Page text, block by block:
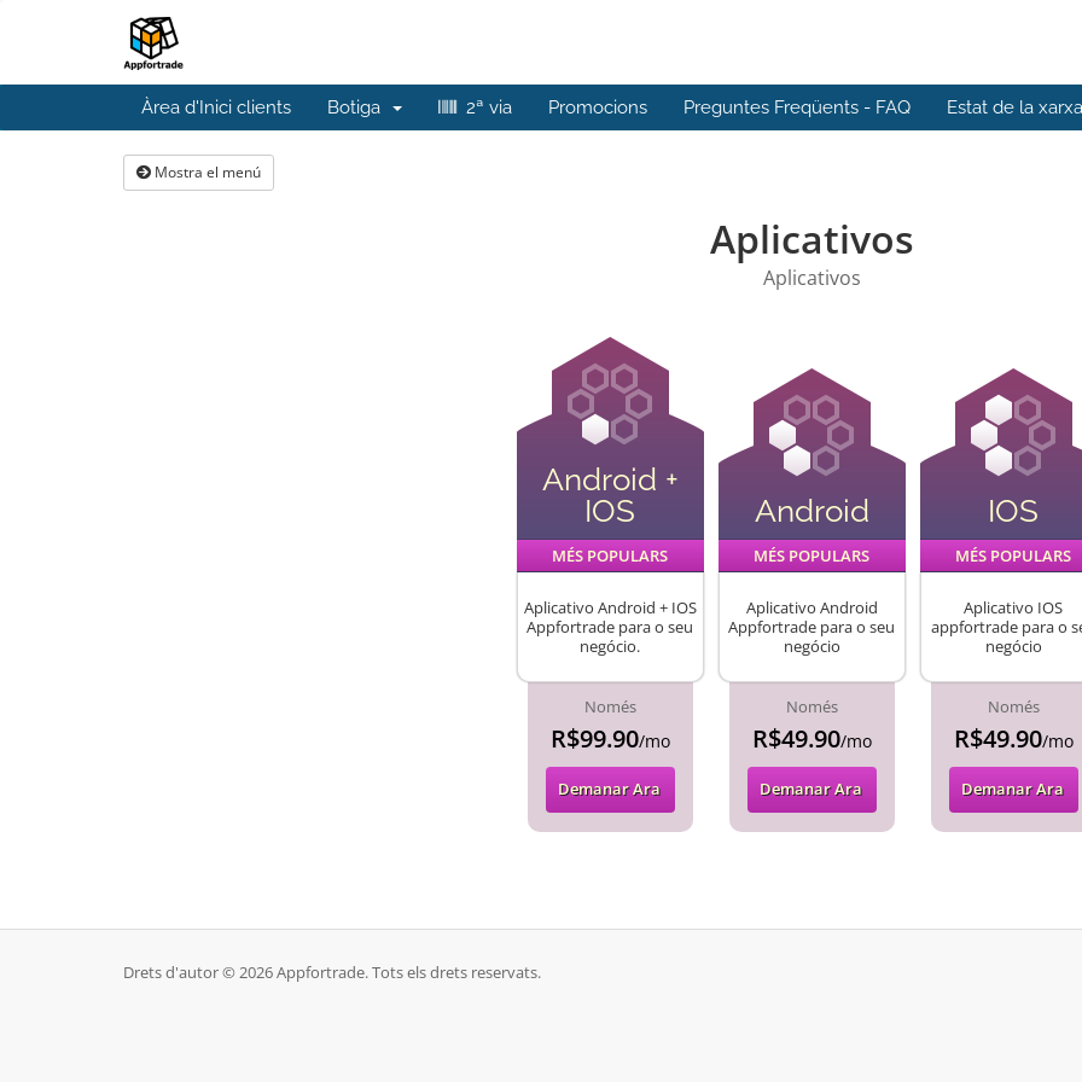
Àrea d'Inici clients Botiga 2ª via Promocions Preguntes Freqüents - FAQ Estat de la xarxa
Mostra el menú
Aplicativos
Aplicativos
Android +
IOS
MÉS POPULARS
Aplicativo Android + IOS
Appfortrade para o seu
negócio.
Només
R$99.90/mo
Demanar Ara
Android
MÉS POPULARS
Aplicativo Android
Appfortrade para o seu
negócio
Només
R$49.90/mo
Demanar Ara
IOS
MÉS POPULARS
Aplicativo IOS
appfortrade para o
negócio
Només
R$49.90/mo
Demanar Ara
Drets d'autor © 2026 Appfortrade. Tots els drets reservats.